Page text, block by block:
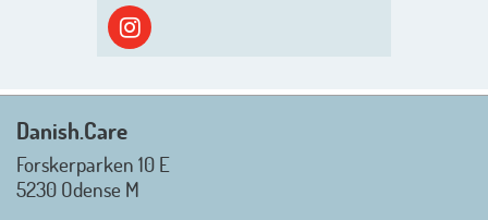
skyggen igen. Danish.Care holder
sommerlukket i uge 29 + 30.
Mvh. Anders, Helle og Malthe
Danish.Care
Forskerparken 10 E
5230 Odense M